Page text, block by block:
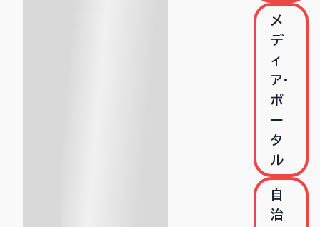
メ
デ
ィ
ア・
ポ
ー
タ
ル
自
治